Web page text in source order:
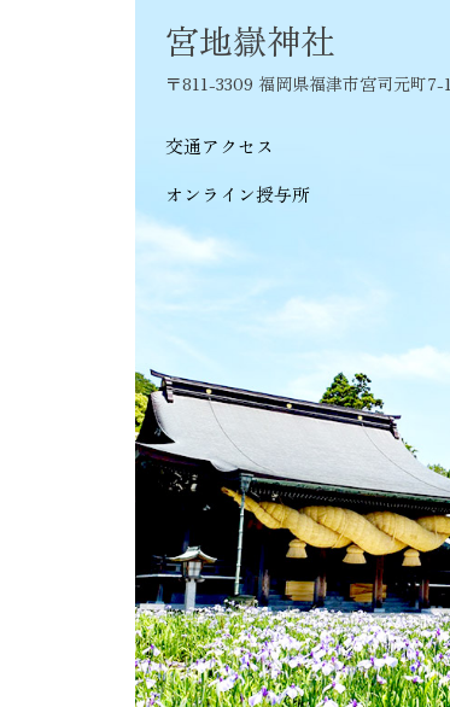
シ
ョ
ン
宮地嶽神社
〒811-3309 福岡県福津市宮司元町7-1
交通アクセス
オンライン授与所